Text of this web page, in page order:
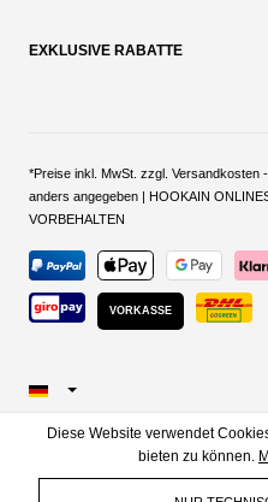
EXKLUSIVE RABATTE
*Preise inkl. MwSt. zzgl. Versandkosten
anders angegeben | HOOKAIN
VORBEHALTEN
VORKASSE
Diese Website verwendet
bieten zu können.